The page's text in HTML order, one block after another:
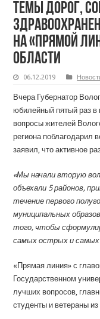
Темы дорог,
на «Прямой
области
06.12.2019
Вчера Губернатор
юбилейный пятый раз
вопросы жителей
региона поблагодарил
заявил, что активное
«Мы начали вторую
объехали 5 районов,
течение первого
муниципальных
того, чтобы
самых острых и самых
«Прямая линия» с
Государственном
лучших вопросов,
студенты и ветераны